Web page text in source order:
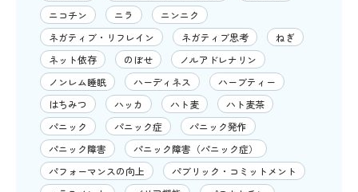
ニコチン
ニラ
ニンニク
ネガティブ・リフレイン
ネガティブ思考
ねぎ
ネット依存
のぼせ
ノルアドレナリン
ノンレム睡眠
ハーディネス
ハーブティー
はちみつ
ハッカ ハト麦
ハト麦茶
パニック
パニック症
パニック発作
パニック障害
パニック障害（パニック症）
パフォーマンスの向上
パブリック・コミットメント